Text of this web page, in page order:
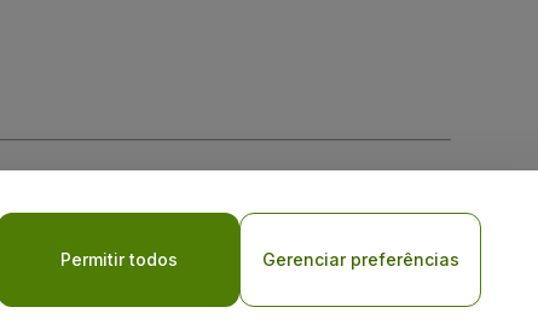
Permitir todos Gerenciar preferências